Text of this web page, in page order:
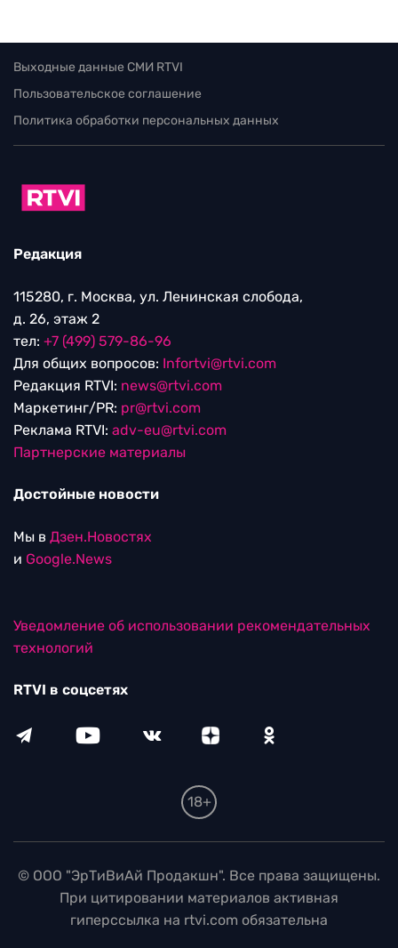
Выходные данные СМИ RTVI
Пользовательское соглашение
Политика обработки персональных данных
Редакция
115280, г. Москва, ул. Ленинская слобода,
д. 26, этаж 2
тел: +7 (499) 579-86-96
Для общих вопросов: Infortvi@rtvi.com
Редакция RTVI: news@rtvi.com
Маркетинг/PR: pr@rtvi.com
Реклама RTVI: adv-eu@rtvi.com
Партнерские материалы
Достойные новости
Мы в Дзен.Новостях
и Google.News
Уведомление об использовании рекомендательных
технологий
RTVI в соцсетях
18+
© ООО "ЭрТиВиАй Продакшн". Все права защищены.
При цитировании материалов активная
гиперссылка на rtvi.com обязательна